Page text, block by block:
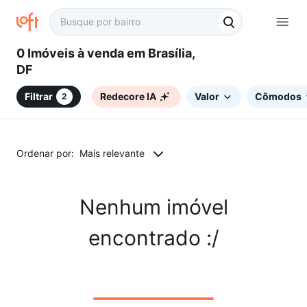
0 Imóveis à venda em Brasília,
DF
Filtrar 2 Redecore IA Valor Cômodos
Ordenar por: Mais relevante
Nenhum imóvel
encontrado :/